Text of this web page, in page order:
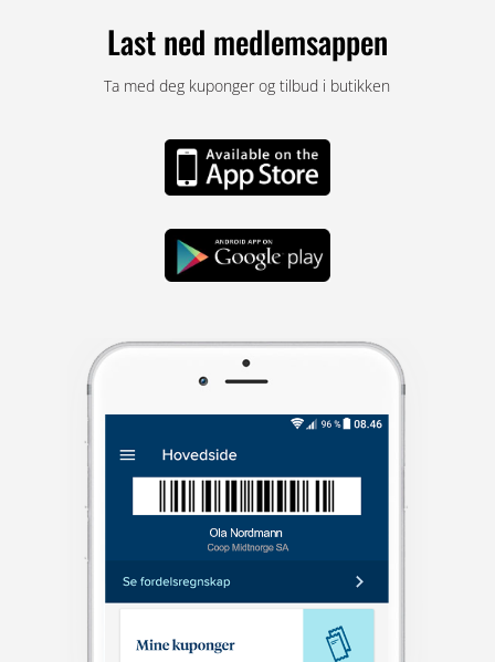
Last ned medlemsappen
Ta med deg kuponger og tilbud i butikken